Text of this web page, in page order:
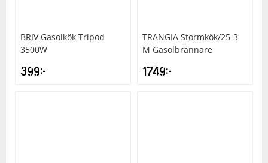
BRIV Gasolkök Tripod
3500W
399kr
TRANGIA Stormkök/25-3
M Gasolbrännare
1749kr